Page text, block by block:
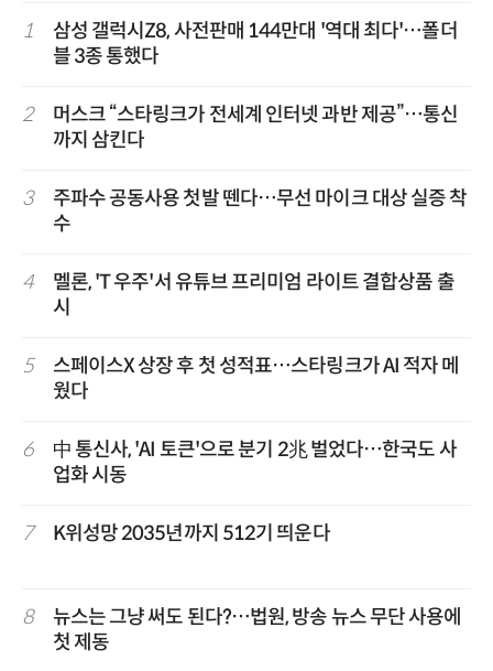
1
삼성 갤럭시Z8, 사전판매 144만대 '역대 최다'…폴더
블 3종 통했다
2
머스크 “스타링크가 전세계 인터넷 과반 제공”…통신
까지 삼킨다
3
주파수 공동사용 첫발 뗀다…무선 마이크 대상 실증 착
수
4
멜론, 'T 우주'서 유튜브 프리미엄 라이트 결합상품 출
시
5
스페이스X 상장 후 첫 성적표…스타링크가 AI 적자 메
웠다
6
中 통신사, 'AI 토큰'으로 분기 2兆 벌었다…한국도 사
업화 시동
7 K위성망 2035년까지 512기 띄운다
8
뉴스는 그냥 써도 된다?…법원, 방송 뉴스 무단 사용에
첫 제동